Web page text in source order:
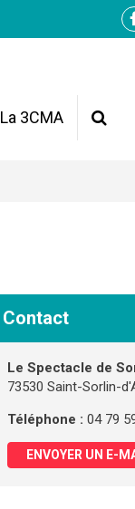
La 3CMA
Contact
Le Spectacle de
73530 Saint-Sorlin-
Téléphone : 04 79
ENVOYER UN E-